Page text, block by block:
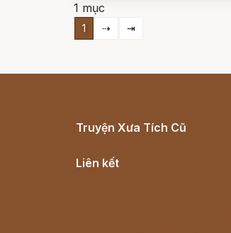
ông thấy.
1 mục
1 ⇢ ⇥
Truyện Xưa Tích Cũ
Liên kết